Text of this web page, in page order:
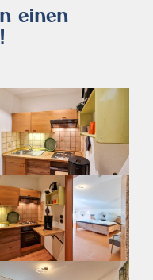
einen